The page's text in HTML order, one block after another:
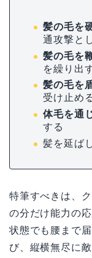
髪の毛を
通攻撃と
髪の毛を
を繰り出
髪の毛を
受け止め
体毛を通
する
髪を延ば
特筆すべきは、
の分だけ能力の
状態でも腰まで
び、縦横無尽に